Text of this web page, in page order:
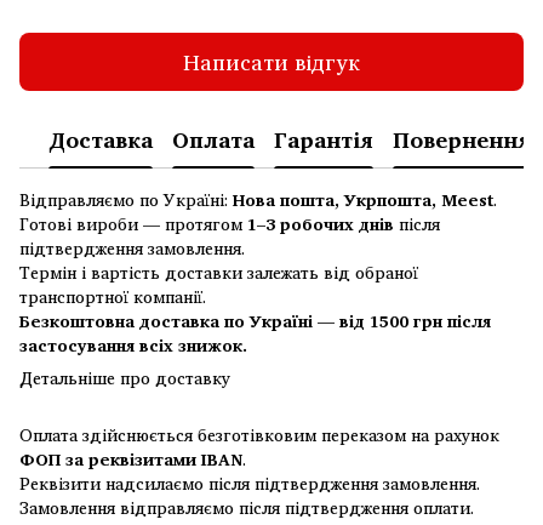
Написати відгук
Доставка Оплата Гарантія Повернення
Відправляємо по Україні: Нова пошта, Укрпошта, Meest.
Готові вироби — протягом 1–3 робочих днів після
підтвердження замовлення.
Термін і вартість доставки залежать від обраної
транспортної компанії.
Безкоштовна доставка по Україні — від 1500 грн після
застосування всіх знижок.
Детальніше про доставку
Оплата здійснюється безготівковим переказом на рахунок
ФОП за реквізитами IBAN.
Реквізити надсилаємо після підтвердження замовлення.
Замовлення відправляємо після підтвердження оплати.